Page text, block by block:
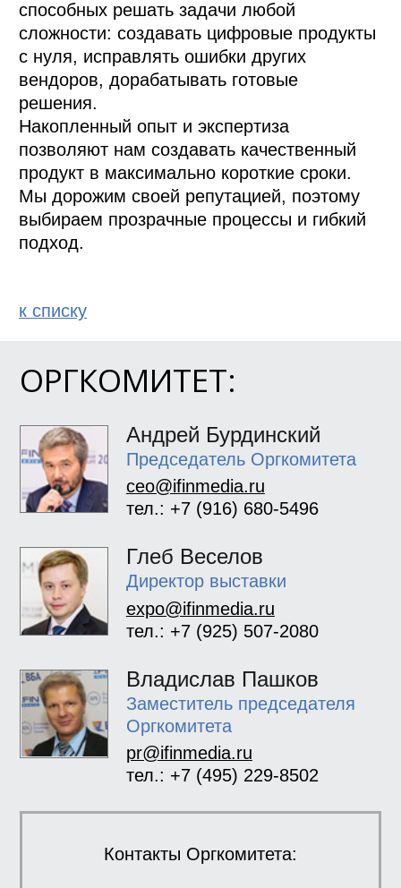
ОРГКОМИТЕТ:
Андрей Бурдинский
Председатель Оргкомитета
ceo@ifinmedia.ru
тел.: +7 (916) 680-5496
Глеб Веселов
Директор выставки
expo@ifinmedia.ru
тел.: +7 (925) 507-2080
Владислав Пашков
Заместитель председателя
Оргкомитета
pr@ifinmedia.ru
тел.: +7 (495) 229-8502
Контакты Оргкомитета:
способных решать задачи любой
сложности: создавать цифровые продукты
с нуля, исправлять ошибки других
вендоров, дорабатывать готовые
решения.
Накопленный опыт и экспертиза
позволяют нам создавать качественный
продукт в максимально короткие сроки.
Мы дорожим своей репутацией, поэтому
выбираем прозрачные процессы и гибкий
к спиcку